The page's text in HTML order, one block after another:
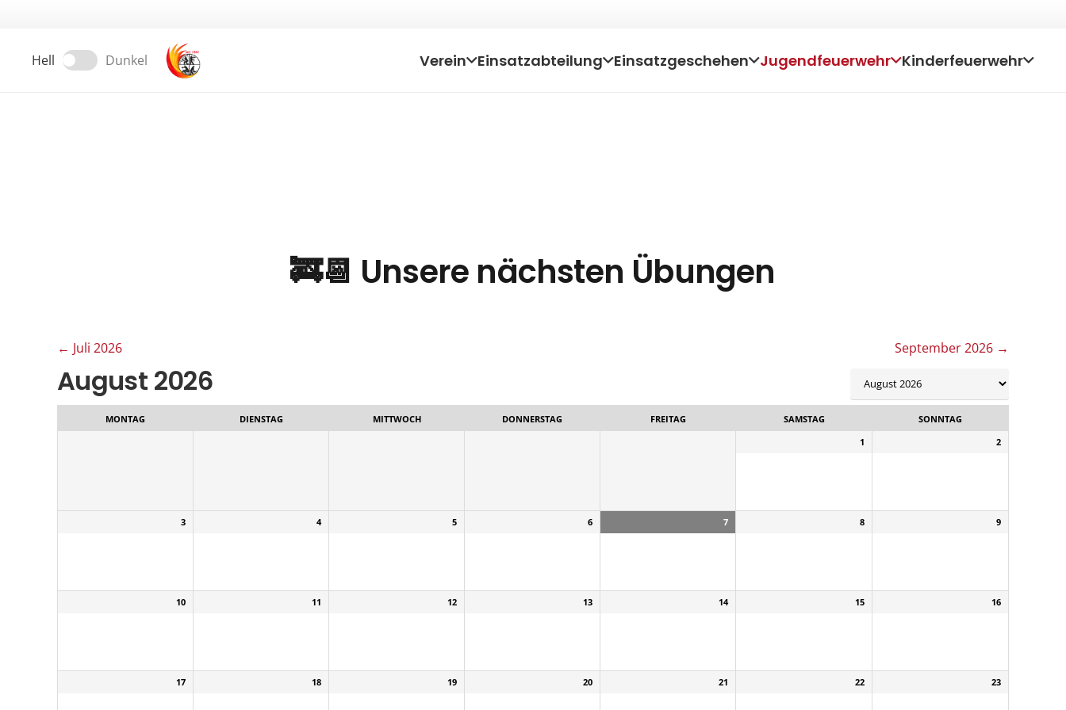
Hell Dunkel Verein Einsatzabteilung Einsatzgeschehen Jugendfeuerwehr Kinderfeuerwehr
🚒📆 Unsere nächsten Übungen
← Juli 2026 September 2026 →
Auswahl
des
Monats
August 2026
MONTAG DIENSTAG MITTWOCH DONNERSTAG FREITAG SAMSTAG
SONNTAG
1
2
3 4 5 6 7 8 9
10 11 12 13 14 15 16
17 18 19 20 21 22 23